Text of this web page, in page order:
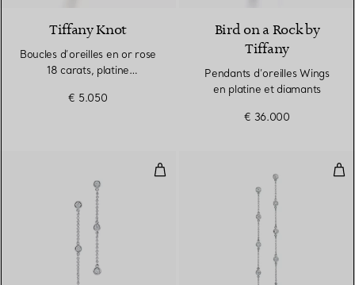
Tiffany Knot
Boucles d’oreilles en or rose
18 carats, platine
€ 5.050
Bird on a Rock by
Tiffany
Pendants d’oreilles Wings
en platine et diamants
€ 36.000
Pendants d’oreilles Diamonds